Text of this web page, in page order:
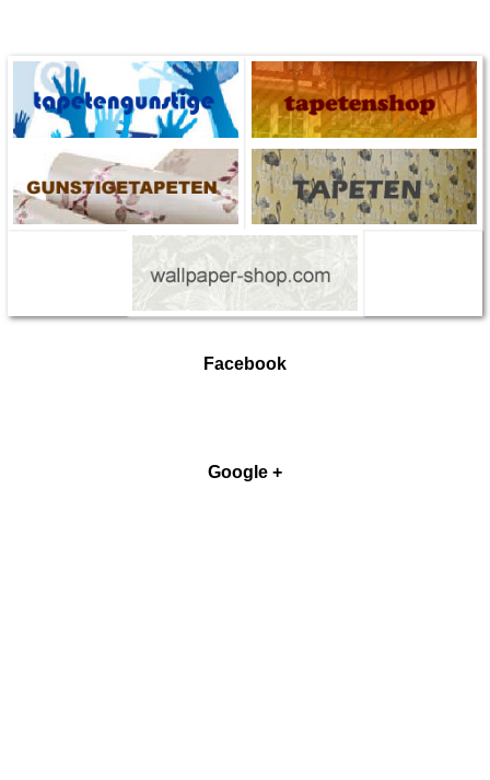
Facebook
Google +